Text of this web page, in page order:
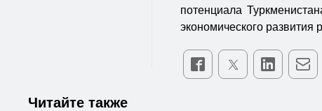
потенциала
экономического развития
Читайте также